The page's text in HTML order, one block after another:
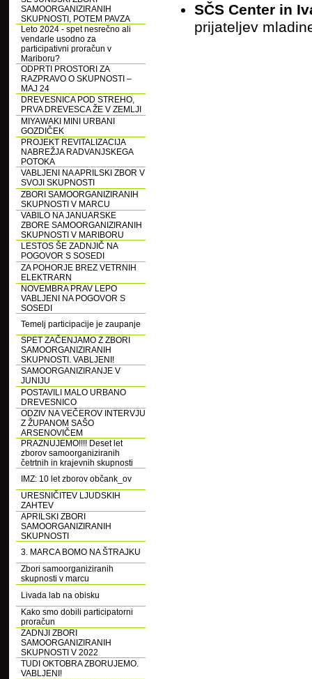
SAMOORGANIZIRANIH
SKUPNOSTI, POTEM PAVZA
Leto 2024 - spet nesrečno ali
vendarle usodno za
participativni proračun v
Mariboru?
ODPRTI PROSTORI ZA
RAZPRAVO O SKUPNOSTI –
MAJ 24
DREVESNICA POD STREHO,
PRVA DREVESCA ŽE V ZEMLJI
MIYAWAKI MINI URBANI
GOZDIČEK
PROJEKT REVITALIZACIJA
NABREŽJA RADVANJSKEGA
POTOKA
VABLJENI NA APRILSKI ZBOR V
SVOJI SKUPNOSTI
ZBORI SAMOORGANIZIRANIH
SKUPNOSTI V MARCU
VABILO NA JANUARSKE
ZBORE SAMOORGANIZIRANIH
SKUPNOSTI V MARIBORU
LESTOS ŠE ZADNJIČ NA
POGOVOR S SOSEDI
ZA POHORJE BREZ VETRNIH
ELEKTRARN
NOVEMBRA PRAV LEPO
VABLJENI NA POGOVOR S
SOSEDI
Temelj participacije je zaupanje
SPET ZAČENJAMO Z ZBORI
SAMOORGANIZIRANIH
SKUPNOSTI. VABLJENI!
SAMOORGANIZIRANJE V
JUNIJU
POSTAVILI MALO URBANO
DREVESNICO
ODZIV NA VEČEROV INTERVJU
Z ŽUPANOM SAŠO
ARSENOVIČEM
PRAZNUJEMO!!!! Deset let
zborov samoorganiziranih
četrtnih in krajevnih skupnosti
IMZ: 10 let zborov občank_ov
URESNIČITEV LJUDSKIH
ZAHTEV
APRILSKI ZBORI
SAMOORGANIZIRANIH
SKUPNOSTI
3. MARCA BOMO NA ŠTRAJKU
Zbori samoorganiziranih
skupnosti v marcu
Livada lab na obisku
Kako smo dobili participatorni
proračun
ZADNJI ZBORI
SAMOORGANIZIRANIH
SKUPNOSTI V 2022
TUDI OKTOBRA ZBORUJEMO.
VABLJENI!
SČS Center in
prijateljev